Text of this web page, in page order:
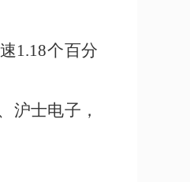
1.18个百分
沪士电子，